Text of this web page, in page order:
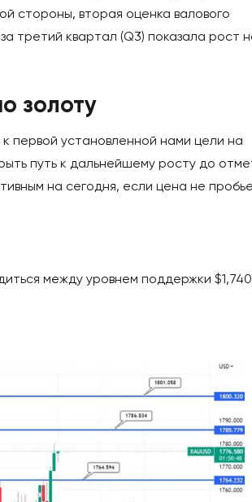
стороны, вторая оценка валового
третий квартал (Q3) показала рост
золоту
первой установленной нами цели на
путь к дальнейшему росту до
на сегодня, если цена не
между уровнем поддержки